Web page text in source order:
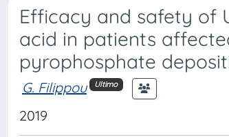
Efficacy and safety of
acid in patients
pyrophosphate
G. Filippou Ultimo
2019